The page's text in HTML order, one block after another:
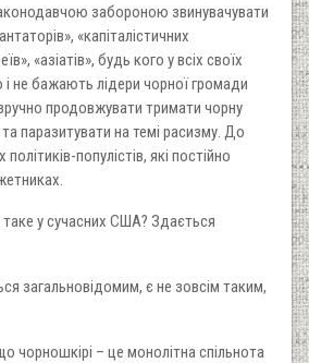
забороною звинувачувати
«капіталістичних
«азіатів», будь кого у всіх своїх
не бажають лідери чорної громади
продовжувати тримати чорну
паразитувати на темі расизму. До
популістів, які постійно
у сучасних США? Здається
загальновідомим, є не зовсім таким,
чорношкірі – це монолітна спільнота